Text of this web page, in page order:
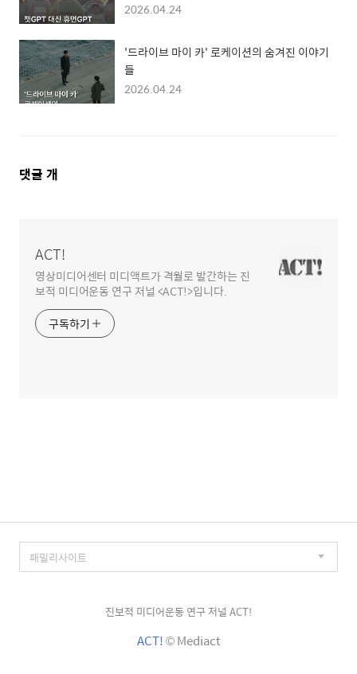
2026.04.24
'드라이브 마이 카' 로케이션의 숨겨진 이야기
들
2026.04.24
댓
댓글 개
ACT!
영상미디어센터 미디액트가 격월로 발간하는 진
보적 미디어운동 연구 저널 <ACT!>입니다.
구독하기
진보적 미디어운동 연구 저널 ACT!
ACT!© Mediact